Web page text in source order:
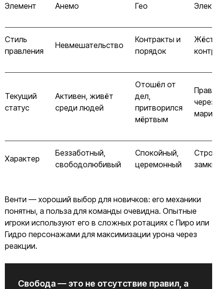
Элемент Анемо Гео
Стиль
правления
Невмешательство
Контракты и
порядок
Текущий
статус
Активен, живёт
среди людей
Отошёл от
дел,
притворился
мёртвым
через
Характер
Беззаботный,
свободолюбивый
Спокойный,
церемонный
Венти — хороший выбор для новичков: его механики
понятны, а польза для команды очевидна. Опытные
игроки используют его в сложных ротациях с Пиро или
Гидро персонажами для максимизации урона через
реакции.
Свобода — это не отсутствие правил, а